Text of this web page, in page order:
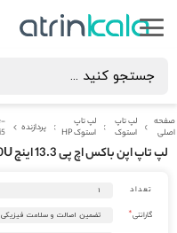
صفحه
اصلی
لپ تاپ
استوک
لپ تاپ
استوک HP
پردازنده
i5
لپ تاپ اپن باکس اچ پی 13.3 اینچ ENVY 13 X360 CORE I5-1230U لمسی FHD
تعداد
گارانتی